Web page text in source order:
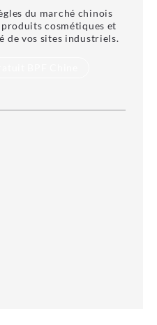
du marché chinois
cosmétiques et
de vos sites industriels.